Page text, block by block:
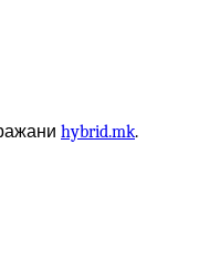
hybrid.mk.